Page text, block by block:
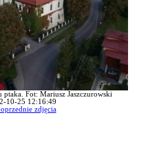
ptaka. Fot: Mariusz Jaszczurowski
10-25 12:16:49
zdjęcia